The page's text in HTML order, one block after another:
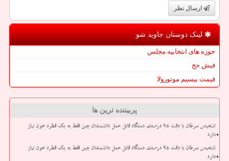
ارسال نظر
لینک دوستان جاوید شو
حوزه های انتخابیه مجلس
فیش حج
قیمت بیسیم موتورولا
پربیننده ترین ها
تشخیص سرطان با دقت ۹۵ درصدی دستگاه قابل حمل دانشمندان چین فقط به یک قطره خون نیاز
دارد
تشخیص سرطان با دقت ۹۵ درصدی دستگاه قابل حمل دانشمندان چین فقط به یک قطره خون نیاز
دارد